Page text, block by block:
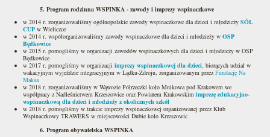
5. Program rodzinna WSPINKA - zawody i imprezy wspinaczkowe
w 2014 r. zorganizowaliśmy ogólnopolskie zawody wspinaczkowe dla dzieci i młodzieży SÓL
CUP w Wieliczce
w 2014 r. współorganizowaliśmy zawody wspinaczkowe dla dzieci i młodzieży w OSP
Będkowice
w 2015 r. pomogliśmy w organizacji zawodów wspinaczkowych dla dzieci i młodzieży w OSP
Będkowice
w 2017 r. pomogliśmy w organizacji imprezy wspinaczkowej dla dzieci , biorących udział w
wakacyjnym wyjeździe integracyjnym w Lądku-Zdroju, zorganizowanym przez Fundację Na
Maksa
w 2018 r. zorganizowaliśmy w Wąwozie Półrzeczki koło Mnikowa pod Krakowem we
współpracy z Nadleśnictwem Krzeszowice oraz Powiatem Krakowskim imprezę edukacyjno-
wspinaczkową dla dzieci i młodzieży z okolicznych szkół
w 2018 r. pomogliśmy w trakcie imprezy wspinaczkowej organizowanej przez Klub
Wspinaczkowy TRAWERS w miejscowości Dubie koło Krzeszowic
6. Program obywatelska WSPINKA